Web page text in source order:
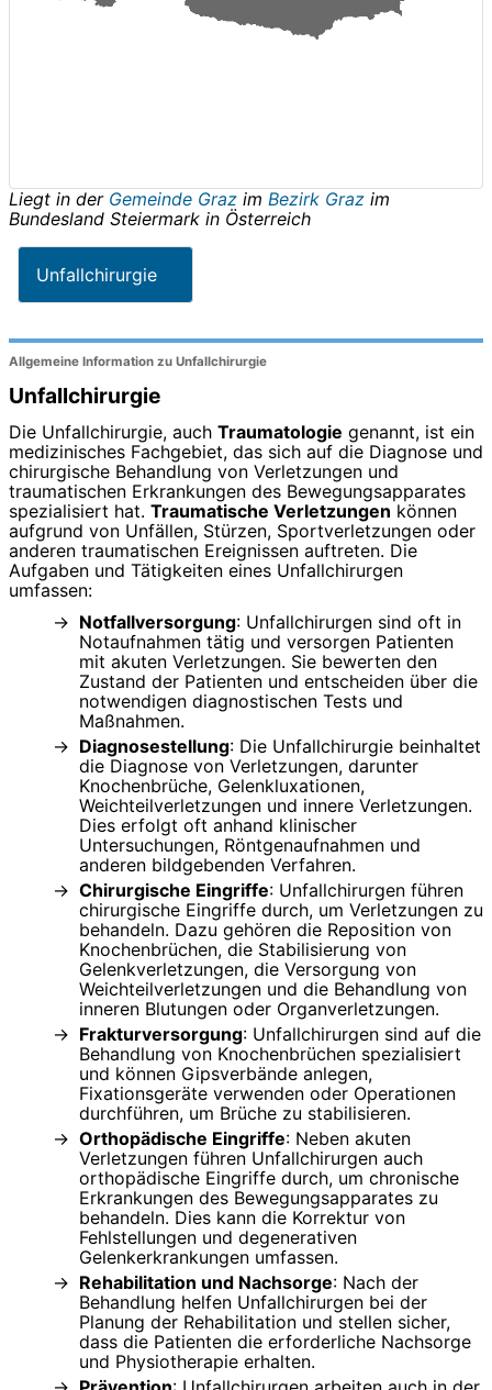
Liegt in der Gemeinde Graz im Bezirk Graz im
Bundesland Steiermark in Österreich
Unfallchirurgie
Allgemeine Information zu Unfallchirurgie
Unfallchirurgie
Die Unfallchirurgie, auch Traumatologie genannt, ist ein
medizinisches Fachgebiet, das sich auf die Diagnose und
chirurgische Behandlung von Verletzungen und
traumatischen Erkrankungen des Bewegungsapparates
spezialisiert hat. Traumatische Verletzungen können
aufgrund von Unfällen, Stürzen, Sportverletzungen oder
anderen traumatischen Ereignissen auftreten. Die
Aufgaben und Tätigkeiten eines Unfallchirurgen
umfassen:
Notfallversorgung: Unfallchirurgen sind oft in
Notaufnahmen tätig und versorgen Patienten
mit akuten Verletzungen. Sie bewerten den
Zustand der Patienten und entscheiden über die
notwendigen diagnostischen Tests und
Maßnahmen.
Diagnosestellung: Die Unfallchirurgie beinhaltet
die Diagnose von Verletzungen, darunter
Knochenbrüche, Gelenkluxationen,
Weichteilverletzungen und innere Verletzungen.
Dies erfolgt oft anhand klinischer
Untersuchungen, Röntgenaufnahmen und
anderen bildgebenden Verfahren.
Chirurgische Eingriffe: Unfallchirurgen führen
chirurgische Eingriffe durch, um Verletzungen zu
behandeln. Dazu gehören die Reposition von
Knochenbrüchen, die Stabilisierung von
Gelenkverletzungen, die Versorgung von
Weichteilverletzungen und die Behandlung von
inneren Blutungen oder Organverletzungen.
Frakturversorgung: Unfallchirurgen sind auf die
Behandlung von Knochenbrüchen spezialisiert
und können Gipsverbände anlegen,
Fixationsgeräte verwenden oder Operationen
durchführen, um Brüche zu stabilisieren.
Orthopädische Eingriffe: Neben akuten
Verletzungen führen Unfallchirurgen auch
orthopädische Eingriffe durch, um chronische
Erkrankungen des Bewegungsapparates zu
behandeln. Dies kann die Korrektur von
Fehlstellungen und degenerativen
Gelenkerkrankungen umfassen.
Rehabilitation und Nachsorge: Nach der
Behandlung helfen Unfallchirurgen bei der
Planung der Rehabilitation und stellen sicher,
dass die Patienten die erforderliche Nachsorge
und Physiotherapie erhalten.